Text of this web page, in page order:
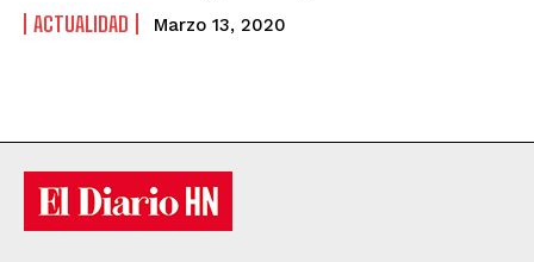
ACTUALIDAD Marzo 13, 2020